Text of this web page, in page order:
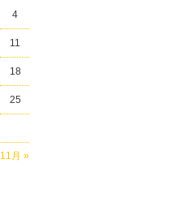
11月 »
4
11
18
25